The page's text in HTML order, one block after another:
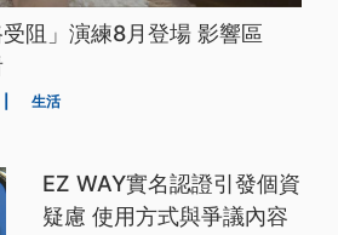
受阻」演練8月登場 影響區
生活
EZ WAY實名認證引發個資
疑慮 使用方式與爭議內容